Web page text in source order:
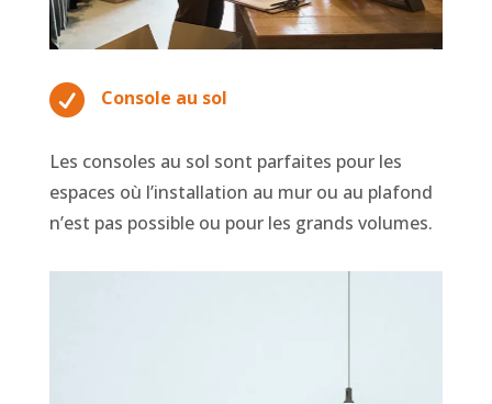
 Console au sol
Les consoles au sol sont parfaites pour les
espaces où l’installation au mur ou au plafond
n’est pas possible ou pour les grands volumes.